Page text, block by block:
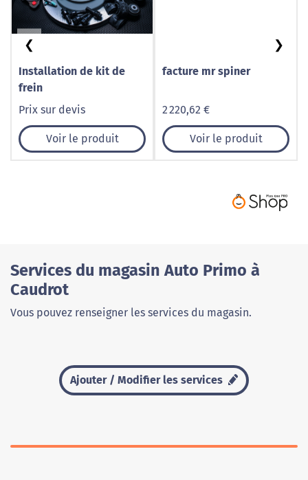
Installation de kit de
frein
Prix sur devis
Voir le produit
facture mr spiner
2 220,62 €
Voir le produit
❮ ❯
Services du magasin Auto Primo à
Caudrot
Vous pouvez renseigner les services du magasin.
Ajouter / Modifier les services